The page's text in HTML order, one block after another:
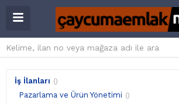
İş İlanları ()
Pazarlama ve Ürün Yönetimi ()